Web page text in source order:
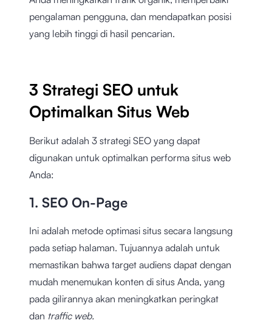
pengalaman pengguna, dan mendapatkan posisi
yang lebih tinggi di hasil pencarian.
3 Strategi SEO untuk
Optimalkan Situs Web
Berikut adalah 3 strategi SEO yang dapat
digunakan untuk optimalkan performa situs web
Anda:
1. SEO On-Page
Ini adalah metode optimasi situs secara langsung
pada setiap halaman. Tujuannya adalah untuk
memastikan bahwa target audiens dapat dengan
mudah menemukan konten di situs Anda, yang
pada gilirannya akan meningkatkan peringkat
dan traffic web.